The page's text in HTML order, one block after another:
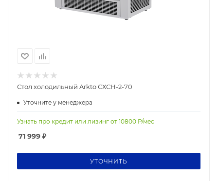
Стол холодильный Arkto СХСН-2-70
Уточните у менеджера
Узнать про кредит или лизинг от 10800 Р/мес
71 999 ₽
УТОЧНИТЬ